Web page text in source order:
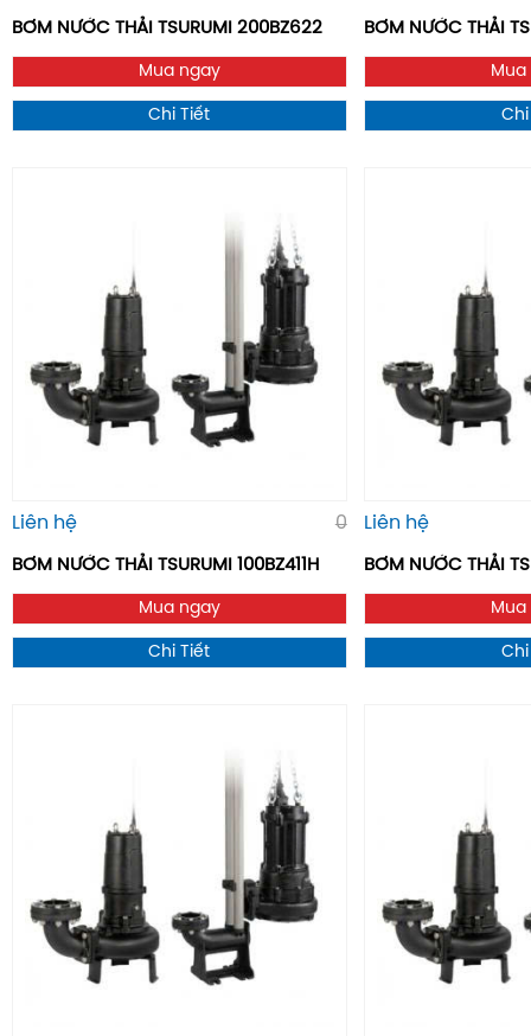
BƠM NƯỚC THẢI TSURUMI 200BZ622
Mua ngay
Chi Tiết
BƠM NƯỚC THẢI
Liên hệ 0
BƠM NƯỚC THẢI TSURUMI 100BZ411H
Mua ngay
Chi Tiết
Liên hệ
BƠM NƯỚC THẢI
Mua